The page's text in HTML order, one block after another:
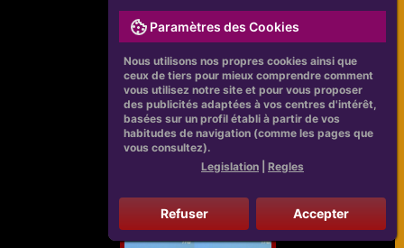
Paramètres des Cookies
Nous utilisons nos propres cookies ainsi que
ceux de tiers pour mieux comprendre comment
vous utilisez notre site et pour vous proposer
des publicités adaptées à vos centres d'intérêt,
basées sur un profil établi à partir de vos
habitudes de navigation (comme les pages que
vous consultez).
Legislation
Regles
Refuser Accepter